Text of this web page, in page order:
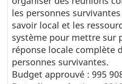
les personnes
savoir local et les
système pour mettre sur
réponse locale complète
personnes survivantes.
Budget approuvé : 995